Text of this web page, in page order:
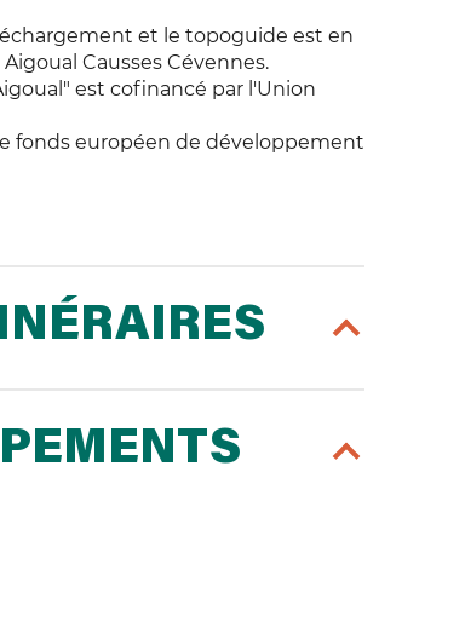
et le topoguide est en
Causses Cévennes.
est cofinancé par l'Union
fonds européen de développement